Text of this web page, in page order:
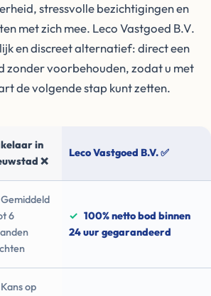
stressvolle bezichtigingen en
met zich mee. Leco Vastgoed B.V.
en discreet alternatief: direct een
zonder voorbehouden, zodat u met
de volgende stap kunt zetten.
in
❌
Leco Vastgoed B.V. ✅
Gemiddeld
6
✓ 100% netto bod binnen
24 uur gegarandeerd
Kans op